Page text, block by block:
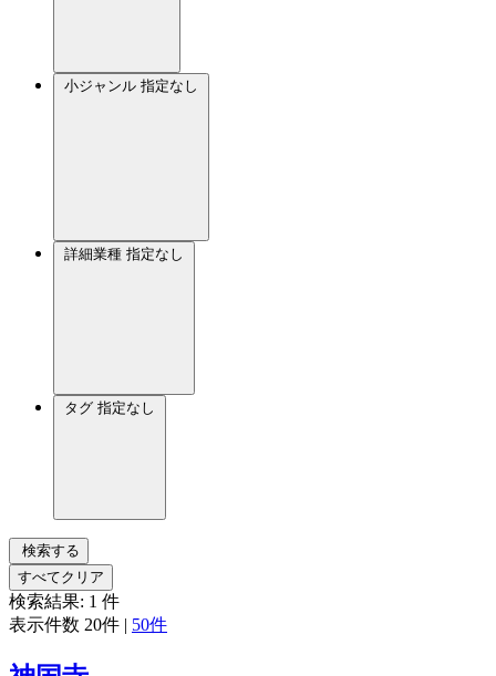
小ジャンル 指定なし
詳細業種 指定なし
タグ 指定なし
検索する
すべてクリア
検索結果: 1 件
表示件数 20件 | 50件